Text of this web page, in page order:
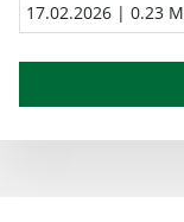
17.02.2026 | 0.23